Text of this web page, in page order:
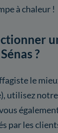
à chaleur !
?
le
utilisez
par les